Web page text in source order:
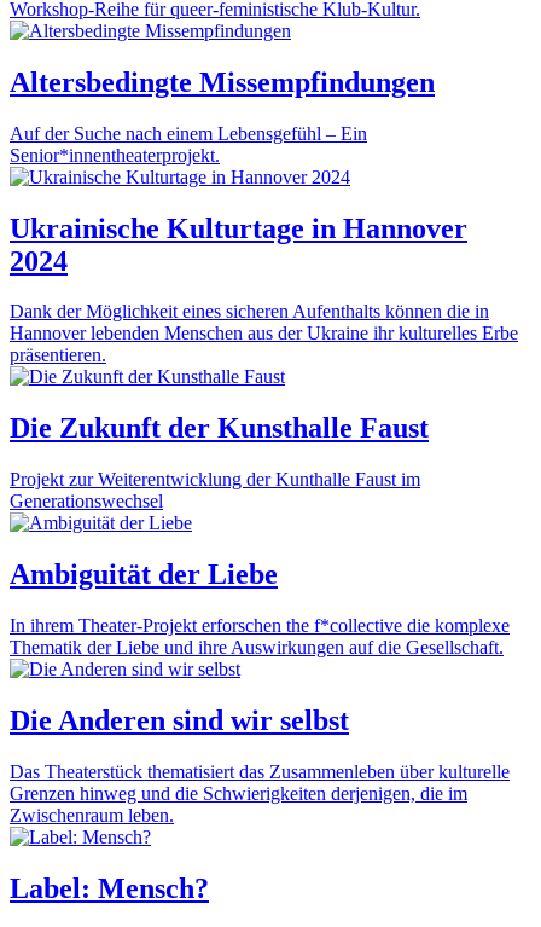
Workshop-Reihe für queer-feministische Klub-Kultur.
Altersbedingte Missempfindungen
Auf der Suche nach einem Lebensgefühl – Ein
Senior*innentheaterprojekt.
Ukrainische Kulturtage in Hannover
2024
Dank der Möglichkeit eines sicheren Aufenthalts können die in
Hannover lebenden Menschen aus der Ukraine ihr kulturelles Erbe
präsentieren.
Die Zukunft der Kunsthalle Faust
Projekt zur Weiterentwicklung der Kunthalle Faust im
Generationswechsel
Ambiguität der Liebe
In ihrem Theater-Projekt erforschen the f*collective die komplexe
Thematik der Liebe und ihre Auswirkungen auf die Gesellschaft.
Die Anderen sind wir selbst
Das Theaterstück thematisiert das Zusammenleben über kulturelle
Grenzen hinweg und die Schwierigkeiten derjenigen, die im
Zwischenraum leben.
Label: Mensch?